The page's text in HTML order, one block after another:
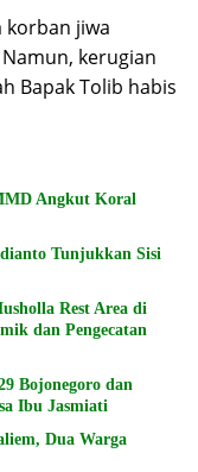
korban jiwa
kerugian
Bapak Tolib habis
Angkut Koral
Tunjukkan Sisi
Rest Area di
dan Pengecatan
Bojonegoro dan
Ibu Jasmiati
Dua Warga